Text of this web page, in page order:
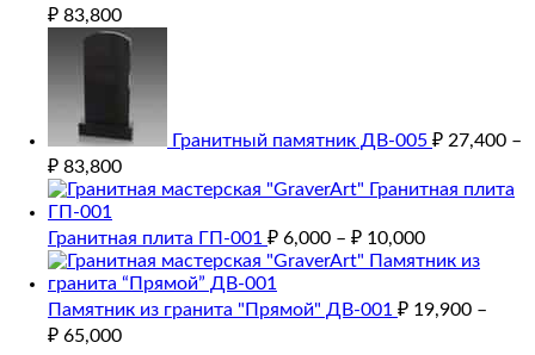
₽ 83,800
Гранитный памятник ДВ-005 ₽ 27,400 –
₽ 83,800
Гранитная плита ГП-001 ₽ 6,000 – ₽ 10,000
Памятник из гранита "Прямой" ДВ-001 ₽ 19,900 –
₽ 65,000